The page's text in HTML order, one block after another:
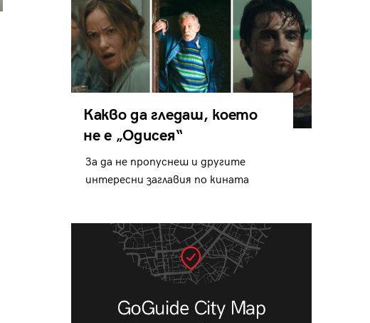
Какво да гледаш, което
не е „Одисея“
За да не пропуснеш и другите
интересни заглавия по кината